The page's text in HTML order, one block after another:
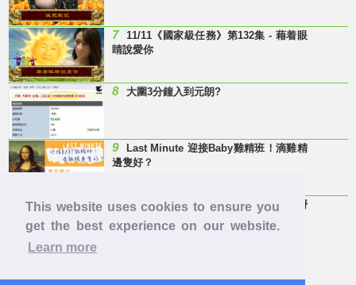
This website uses cookies to ensure you
get the best experience on our website.
Learn more
7
11/11《國家級任務》第132集 - 藉着眼
睛說愛你
8 大圍3分鐘入到元朗?
9
Last Minute 迎接Baby雞精班！滴雞精
邊隻好？
10
【童年回憶】 有冇人記得呢兩隻嘢